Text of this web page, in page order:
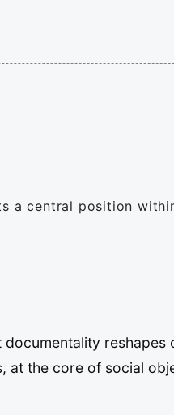
a central position
documentality reshapes
at the core of social